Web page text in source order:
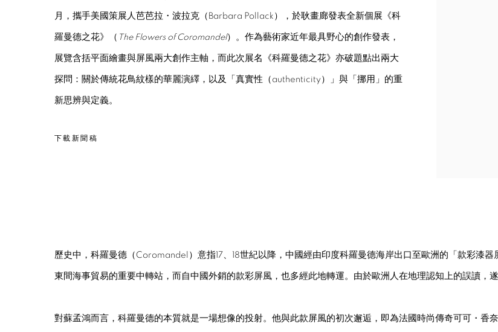
月，攜手美國策展人芭芭拉・波拉克（Barbara Pollack），於耿畫廊發表全新個展《科
羅曼德之花》（ The Flowers of Coromandel）。作為藝術家近年最具野心的創作發表，
展覽含括平面繪畫與屏風兩大創作主軸，而此次展名《科羅曼德之花》亦破題點出兩大
探問：關於傳統花鳥紋樣的華麗演繹，以及「真實性（authenticity）」與「挪用」的重
新思辨與定義。
下載新聞稿
歷史中，科羅曼德（Coromandel）意指17、18世紀以降，中國經由印度科羅曼德海岸出口至歐洲的「款彩漆
東間海事貿易的重要中轉站，而自中國外銷的款彩屏風，也多經此地轉運。由於歐洲人在地理認知上的誤讀，
對蘇孟鴻而言，科羅曼德的本質就是一場想像的投射。他與此款屏風的初次邂逅，即為法國時尚傳奇可可・香